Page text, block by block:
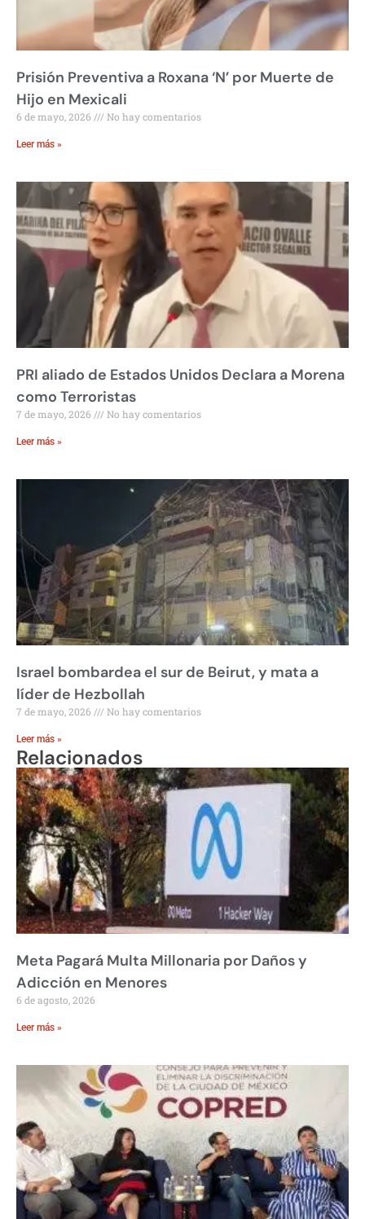
Prisión Preventiva a Roxana ‘N’ por Muerte de
Hijo en Mexicali
6 de mayo, 2026 No hay comentarios
Leer más »
PRI aliado de Estados Unidos Declara a Morena
como Terroristas
7 de mayo, 2026 No hay comentarios
Leer más »
Israel bombardea el sur de Beirut, y mata a
líder de Hezbollah
7 de mayo, 2026 No hay comentarios
Leer más »
Relacionados
Meta Pagará Multa Millonaria por Daños y
Adicción en Menores
6 de agosto, 2026
Leer más »